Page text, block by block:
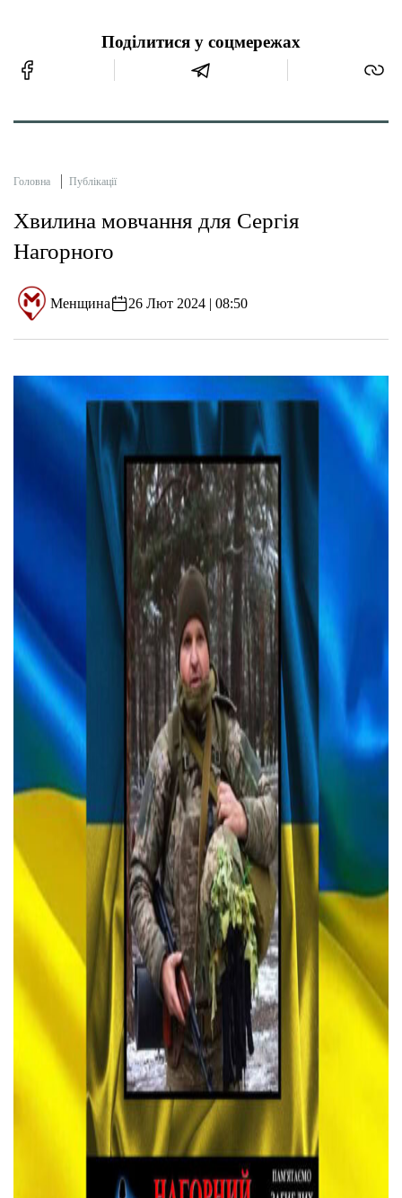
Поділитися у соцмережах
Головна Публікації
Хвилина мовчання для Сергія
Нагорного
Менщина 26 Лют 2024 | 08:50